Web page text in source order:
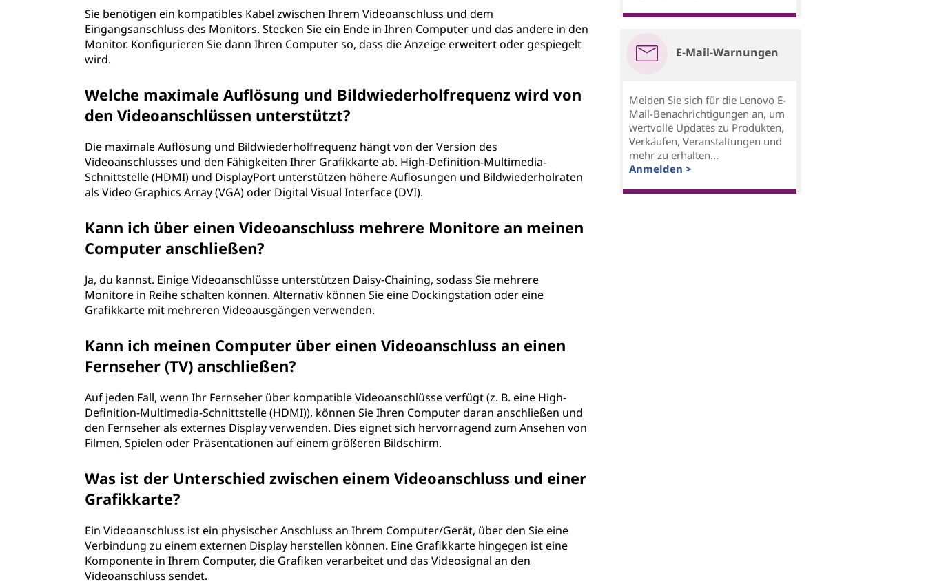
Sie benötigen ein kompatibles Kabel zwischen Ihrem Videoanschluss und dem
Eingangsanschluss des Monitors. Stecken Sie ein Ende in Ihren Computer und das andere in den
Monitor. Konfigurieren Sie dann Ihren Computer so, dass die Anzeige erweitert oder gespiegelt
wird.
Welche maximale Auflösung und Bildwiederholfrequenz wird von
den Videoanschlüssen unterstützt?
Die maximale Auflösung und Bildwiederholfrequenz hängt von der Version des
Videoanschlusses und den Fähigkeiten Ihrer Grafikkarte ab. High-Definition-Multimedia-
Schnittstelle (HDMI) und DisplayPort unterstützen höhere Auflösungen und Bildwiederholraten
als Video Graphics Array (VGA) oder Digital Visual Interface (DVI).
Kann ich über einen Videoanschluss mehrere Monitore an meinen
Computer anschließen?
Ja, du kannst. Einige Videoanschlüsse unterstützen Daisy-Chaining, sodass Sie mehrere
Monitore in Reihe schalten können. Alternativ können Sie eine Dockingstation oder eine
Grafikkarte mit mehreren Videoausgängen verwenden.
Kann ich meinen Computer über einen Videoanschluss an einen
Fernseher (TV) anschließen?
Auf jeden Fall, wenn Ihr Fernseher über kompatible Videoanschlüsse verfügt (z. B. eine High-
Definition-Multimedia-Schnittstelle (HDMI)), können Sie Ihren Computer daran anschließen und
den Fernseher als externes Display verwenden. Dies eignet sich hervorragend zum Ansehen von
Filmen, Spielen oder Präsentationen auf einem größeren Bildschirm.
Was ist der Unterschied zwischen einem Videoanschluss und einer
Grafikkarte?
Ein Videoanschluss ist ein physischer Anschluss an Ihrem Computer/Gerät, über den Sie eine
Verbindung zu einem externen Display herstellen können. Eine Grafikkarte hingegen ist eine
Komponente in Ihrem Computer, die Grafiken verarbeitet und das Videosignal an den
Videoanschluss sendet.
E-Mail-Warnungen
Melden Sie sich für die Lenovo E-
Mail-Benachrichtigungen an, um
wertvolle Updates zu Produkten,
Verkäufen, Veranstaltungen und
mehr zu erhalten...
Anmelden >